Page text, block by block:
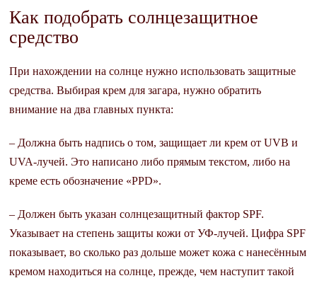
Как подобрать солнцезащитное
средство
При нахождении на солнце нужно использовать защитные
средства. Выбирая крем для загара, нужно обратить
внимание на два главных пункта:
– Должна быть надпись о том, защищает ли крем от UVB и
UVA-лучей. Это написано либо прямым текстом, либо на
креме есть обозначение «PPD».
– Должен быть указан солнцезащитный фактор SPF.
Указывает на степень защиты кожи от УФ-лучей. Цифра SPF
показывает, во сколько раз дольше может кожа с нанесённым
кремом находиться на солнце, прежде, чем наступит такой